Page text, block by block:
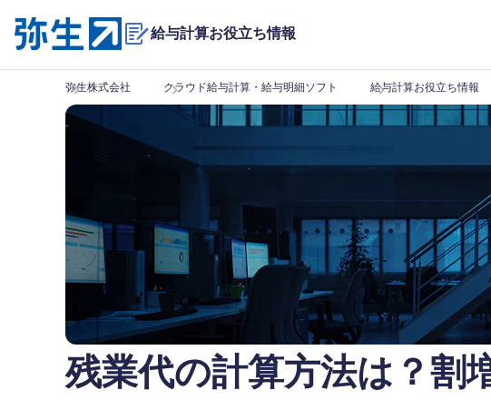
給与計算お役立ち情報
弥生株式会社 クラウド給与計算・給与明細ソフト 給与計算お役立ち情報
残業代の計算方法は？割